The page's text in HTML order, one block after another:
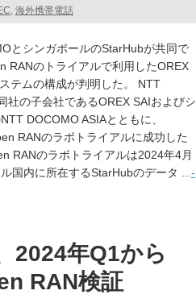
, 海外携帯電話
とシンガポールのStarHubが共同で
RANのトライアルで利用したOREX
テムの構成が判明した。 NTT
社の子会社であるOREX SAIおよびシ
DOCOMO ASIAとともに、
RANのラボトライアルに成功した
RANのラボトライアルは2024年4月
国内に所在するStarHubのデータ ... -
2024年Q1から
RAN検証